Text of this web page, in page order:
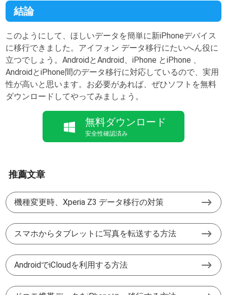
結論
このようにして、ほしいデータを簡単に新iPhoneデバイス
に移行できました。アイフォン データ移行にたいへん役に
立つでしょう。AndroidとAndroid、iPhone とiPhone 、
AndroidとiPhone間のデータ移行に対応しているので、実用
性が高いと思います。お必要があれば、ぜひソフトを無料
ダウンロードしてやってみましょう。
無料ダウンロード
安全性確認済み
推薦文章
機種変更時、Xperia Z3 データ移行の対策
スマホからタブレットに写真を転送する方法
AndroidでiCloudを利用する方法